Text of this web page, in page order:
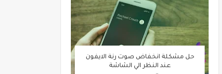
حل مشكلة انخفاض صوت رنة الايفون
عند النظر الي الشاشة